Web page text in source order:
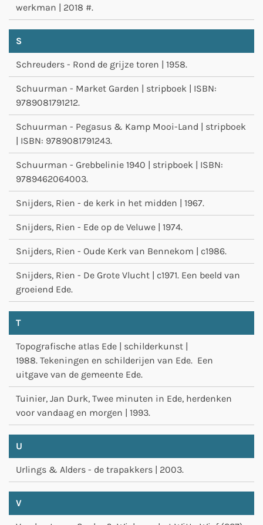
werkman | 2018 #.
S
Schreuders - Rond de grijze toren | 1958.
Schuurman - Market Garden | stripboek | ISBN:
9789081791212.
Schuurman - Pegasus & Kamp Mooi-Land | stripboek
| ISBN: 9789081791243.
Schuurman - Grebbelinie 1940 | stripboek | ISBN:
9789462064003.
Snijders, Rien - de kerk in het midden | 1967.
Snijders, Rien - Ede op de Veluwe | 1974.
Snijders, Rien - Oude Kerk van Bennekom | c1986.
Snijders, Rien - De Grote Vlucht | c1971. Een beeld van
groeiend Ede.
T
Topografische atlas Ede | schilderkunst |
1988. Tekeningen en schilderijen van Ede. Een
uitgave van de gemeente Ede.
Tuinier, Jan Durk, Twee minuten in Ede, herdenken
voor vandaag en morgen | 1993.
U
Urlings & Alders - de trapakkers | 2003.
V